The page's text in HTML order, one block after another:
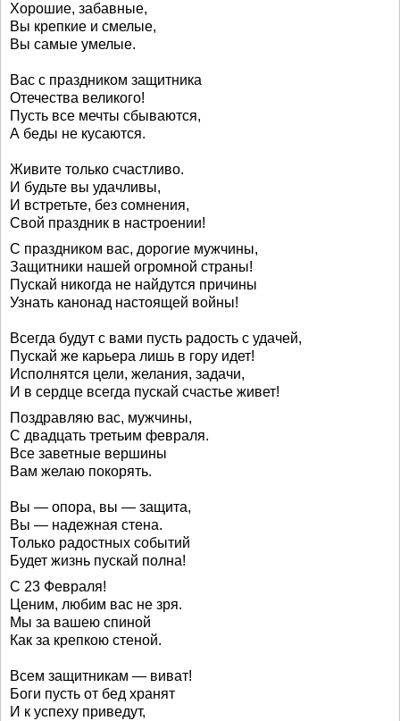
Хорошие, забавные,
Вы крепкие и смелые,
Вы самые умелые.
Вас с праздником защитника
Отечества великого!
Пусть все мечты сбываются,
А беды не кусаются.
Живите только счастливо.
И будьте вы удачливы,
И встретьте, без сомнения,
Свой праздник в настроении!
С праздником вас, дорогие мужчины,
Защитники нашей огромной страны!
Пускай никогда не найдутся причины
Узнать канонад настоящей войны!
Всегда будут с вами пусть радость с удачей,
Пускай же карьера лишь в гору идет!
Исполнятся цели, желания, задачи,
И в сердце всегда пускай счастье живет!
Поздравляю вас, мужчины,
С двадцать третьим февраля.
Все заветные вершины
Вам желаю покорять.
Вы — опора, вы — защита,
Вы — надежная стена.
Только радостных событий
Будет жизнь пускай полна!
С 23 Февраля!
Ценим, любим вас не зря.
Мы за вашею спиной
Как за крепкою стеной.
Всем защитникам — виват!
Боги пусть от бед хранят
И к успеху приведут,